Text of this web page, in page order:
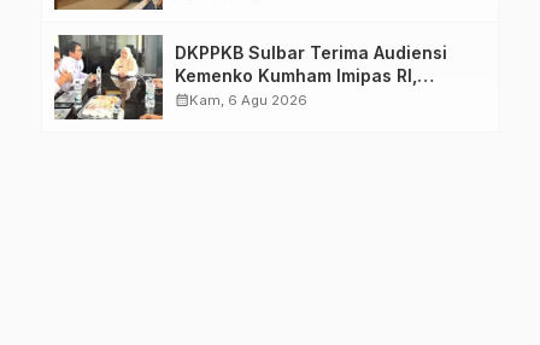
DKPPKB Sulbar Terima Audiensi
Kemenko Kumham Imipas RI,
Perkuat Pelayanan Kesehatan bagi
calendar_monthKam, 6 Agu 2026